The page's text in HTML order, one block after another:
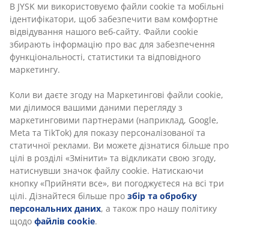
В JYSK ми використовуємо файли cookie та мобільні
ідентифікатори, щоб забезпечити вам комфортне
відвідування нашого веб-сайту. Файли cookie
збирають інформацію про вас для забезпечення
функціональності, статистики та відповідного
маркетингу.
Коли ви даєте згоду на Маркетингові файли cookie,
ми ділимося вашими даними перегляду з
маркетинговими партнерами (наприклад, Google,
Meta та TikTok) для показу персоналізованої та
статичної реклами. Ви можете дізнатися більше про
цілі в розділі «Змінити» та відкликати свою згоду,
натиснувши значок файлу cookie. Натискаючи
кнопку «Прийняти все», ви погоджуєтеся на всі три
цілі. Дізнайтеся більше про збір та обробку
персональних даних, а також про нашу політику
щодо файлів cookie.